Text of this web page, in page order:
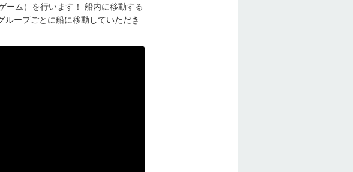
ーム）を行います！ 船内に移動する
ープごとに船に移動していただき